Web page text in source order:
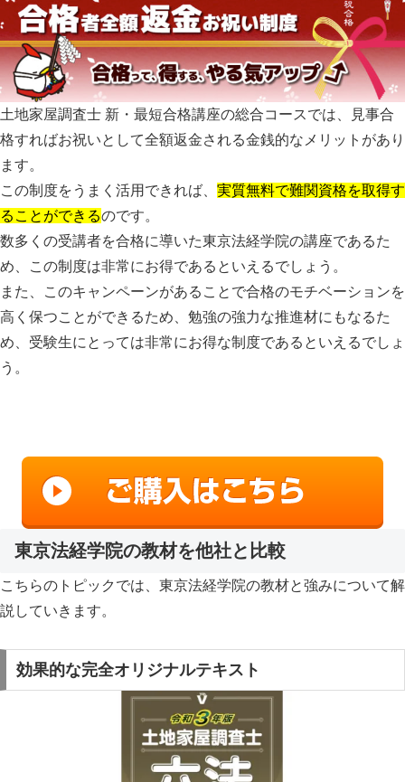
土地家屋調査士 新・最短合格講座の総合コースでは、
見事合
格すればお祝いとして全額返金される金銭的なメリットがあり
ます。
この制度をうまく活用できれば、 実質無料で難関資格を取得す
ることができるのです。
数多くの受講者を合格に導いた東京法経学院の講座であるた
め、この制度は非常にお得であるといえるでしょう。
また、このキャンペーンがあることで合格のモチベーションを
高く保つことができるため、勉強の強力な推進材にもなるた
め、受験生にとっては非常にお得な制度であるといえるでしょ
う。
東京法経学院の教材を他社と比較
こちらのトピックでは、東京法経学院の教材と強みについて解
説していきます。
効果的な完全オリジナルテキスト